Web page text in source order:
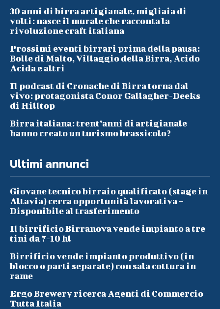
30 anni di birra artigianale, migliaia di
volti: nasce il murale che racconta la
rivoluzione craft italiana
Prossimi eventi birrari prima della pausa:
Bolle di Malto, Villaggio della Birra, Acido
Acida e altri
Il podcast di Cronache di Birra torna dal
vivo: protagonista Conor Gallagher-Deeks
di Hilltop
Birra italiana: trent’anni di artigianale
hanno creato un turismo brassicolo?
Ultimi annunci
Giovane tecnico birraio qualificato (stage in
Altavia) cerca opportunità lavorativa –
Disponibile al trasferimento
Il birrificio Birranova vende impianto a tre
tini da 7-10 hl
Birrificio vende impianto produttivo (in
blocco o parti separate) con sala cottura in
rame
Ergo Brewery ricerca Agenti di Commercio –
Tutta Italia